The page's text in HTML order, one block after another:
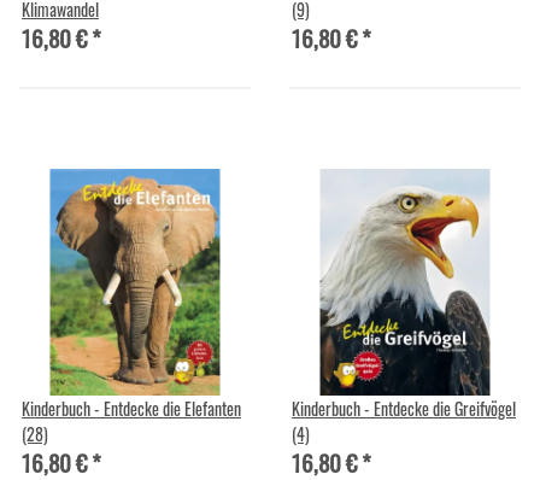
Klimawandel
16,80 €*
(9)
16,80 €*
Kinderbuch - Entdecke die Elefanten
(28)
16,80 €*
Kinderbuch - Entdecke die Greifvögel
(4)
16,80 €*